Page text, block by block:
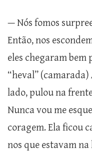
— Nós fomos
Então, nos
eles chegaram bem
“heval”
lado, pulou na
Nunca vou me
coragem. Ela ficou
nos que estavam